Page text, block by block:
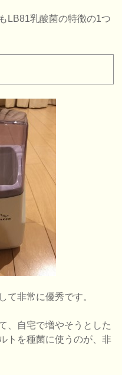
LB81乳酸菌の特徴の1つ
て非常に優秀です。
、自宅で増やそうとした
トを種菌に使うのが、非